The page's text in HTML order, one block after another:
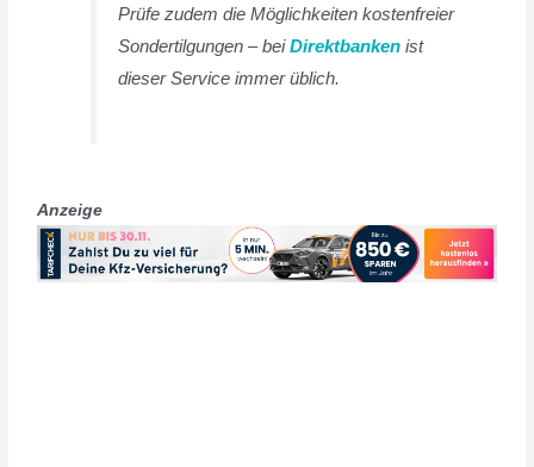
Prüfe zudem die Möglichkeiten kostenfreier
Sondertilgungen – beiDirektbanken ist
dieser Service immer üblich.
Anzeige